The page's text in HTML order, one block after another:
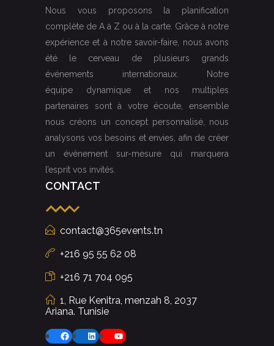
Nous vous proposons la planification
complète de A à Z ou à la carte. Grâce à notre
expérience et à notre savoir-faire, nous avons
été le cerveau de plusieurs grands
événements internationaux. Notre
équipe dynamique et nos multiples
partenaires sont à votre écoute, ensemble
nous créons un concept personnalisé, nous
analysons vos besoins et envies, afin de créer
un événement sur-mesure qui marquera
l’esprit vos invités.
CONTACT
contact@365events.tn
+216 95 55 62 08
+216 71 704 095
1, Rue Kenitra, menzah 8, 2037
Ariana. Tunisie
FacebookLinkedInYouTube